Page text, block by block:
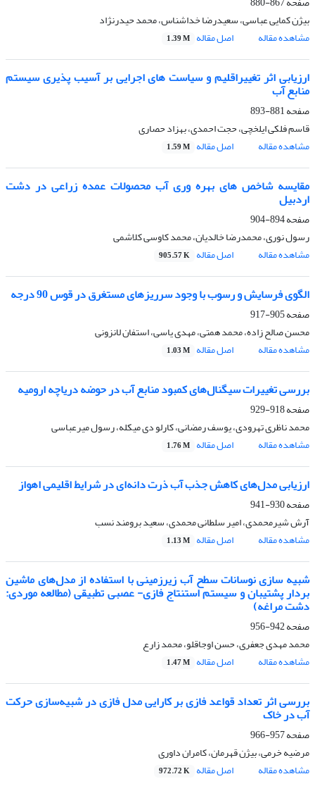
بیژن کمایی عباسی، سعیدرضا خداشناس، محمد حیدرنژاد
مشاهده مقاله
اصل مقاله 1.39 M
ارزیابی اثر تغییراقلیم و سیاست های اجرایی بر آسیب پذیری سیستم
منابع آب
صفحه881-893
قاسم فلکی ایلخچی، حجت احمدی، بهزاد حصاری
مشاهده مقاله
اصل مقاله 1.59 M
مقایسه شاخص های بهره وری آب محصولات عمده زراعی در دشت
اردبیل
صفحه894-904
رسول نوری، محمدرضا خالدیان، محمد کاوسی کلاشمی
مشاهده مقاله
اصل مقاله 905.57 K
الگوی فرسایش و رسوب با وجود سرریزهای مستغرق در قوس 90 درجه
صفحه905-917
محسن صالح زاده، محمد همتی، مهدی یاسی، استفان لانزونی
مشاهده مقاله
اصل مقاله 1.03 M
بررسی تغییرات سیگنال‌های کمبود منابع آب در حوضه دریاچه ارومیه
صفحه918-929
محمد ناظری تهرودی، یوسف رمضانی، کارلو دی میکله، رسول میرعباسی
مشاهده مقاله
اصل مقاله 1.76 M
ارزیابی مدل‌های کاهش جذب آب ذرت دانه‌ای در شرایط اقلیمی اهواز
صفحه930-941
آرش شیرمحمدی، امیر سلطانی محمدی، سعید برومند نسب
مشاهده مقاله
اصل مقاله 1.13 M
شبیه سازی نوسانات سطح آب زیرزمینی با استفاده از مدل‌های ماشین
بردار پشتیبان و سیستم استنتاج فازی- عصبی تطبیقی (مطالعه موردی:
دشت مراغه)
صفحه942-956
محمد مهدی جعفری، حسن اوجاقلو، محمد زارع
مشاهده مقاله
اصل مقاله 1.47 M
بررسی اثر تعداد قواعد فازی بر کارایی مدل‌ فازی در شبیه‌سازی حرکت
آب در خاک
صفحه957-966
مرضیه خرمی، بیژن قهرمان، کامران داوری
مشاهده مقاله
اصل مقاله 972.72 K